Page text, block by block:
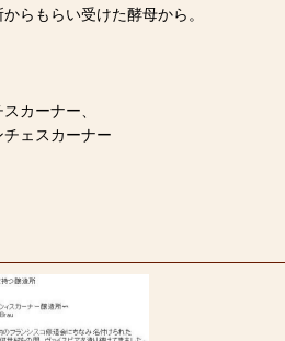
らもらい受けた酵母から。
カーナー、
ェスカーナー